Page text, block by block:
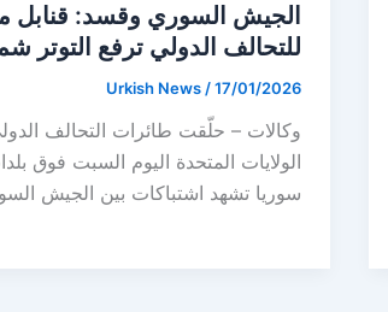
الجيش السوري وقسد: قنابل
للتحالف الدولي ترفع التوتر
Urkish News/17/01/2026
وكالات – حلّقت طائرات التحالف
الولايات المتحدة اليوم السبت فوق
سوريا تشهد اشتباكات بين الجيش